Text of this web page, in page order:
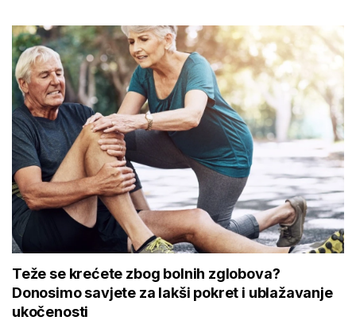
Teže se krećete zbog bolnih zglobova?
Donosimo savjete za lakši pokret i ublažavanje
ukočenosti